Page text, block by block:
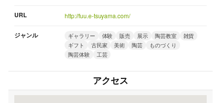
URL http://fuu.e-tsuyama.com/
ジャンル ギャラリー 体験 販売 展示 陶芸教室
雑貨
ギフト
古民家 美術 陶芸
ものづくり
陶芸体験
工芸
アクセス